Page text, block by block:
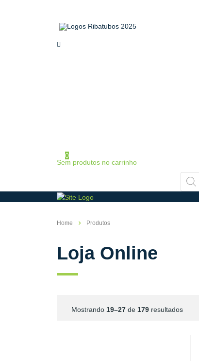
0
Sem produtos no carrinho
Home Produtos
Loja Online
Mostrando 19–27 de 179 resultados